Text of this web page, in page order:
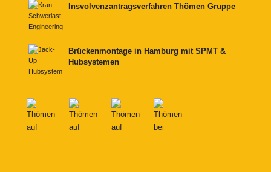
Insvolvenzantragsverfahren Thömen Gruppe
Brückenmontage in Hamburg mit SPMT &
Hubsystemen